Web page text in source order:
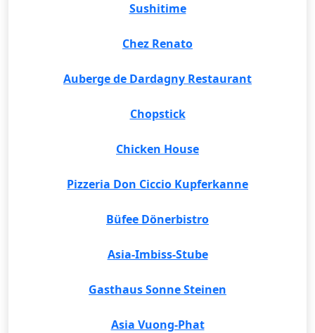
Sushitime
Chez Renato
Auberge de Dardagny Restaurant
Chopstick
Chicken House
Pizzeria Don Ciccio Kupferkanne
Büfee Dönerbistro
Asia-Imbiss-Stube
Gasthaus Sonne Steinen
Asia Vuong-Phat